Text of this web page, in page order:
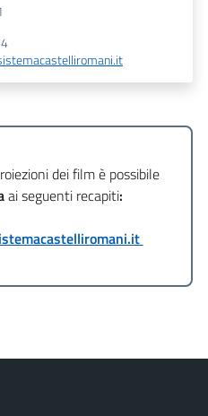
dei film è possibile
ai seguenti recapiti: